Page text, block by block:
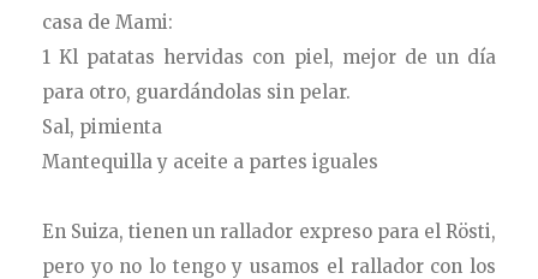
casa de Mami:
1 Kl patatas hervidas con piel, mejor de un día
para otro, guardándolas sin pelar.
Sal, pimienta
Mantequilla y aceite a partes iguales
En Suiza, tienen un rallador expreso para el Rösti,
pero yo no lo tengo y usamos el rallador con los